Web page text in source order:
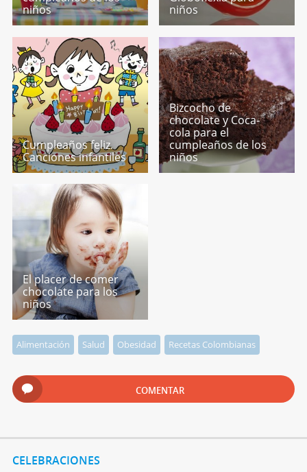
niños
niños
Cumpleaños feliz.
Canciones infantiles
Bizcocho de
chocolate y Coca-
cola para el
cumpleaños de los
niños
El placer de comer
chocolate para los
niños
Alimentación Salud Obesidad Recetas Colombianas
COMENTAR
CELEBRACIONES